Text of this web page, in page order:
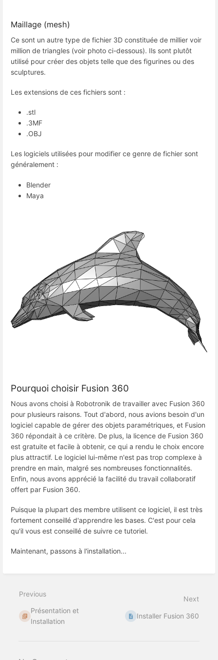
Maillage (mesh)
Ce sont un autre type de fichier 3D constituée de millier voir
million de triangles (voir photo ci-dessous). Ils sont plutôt
utilisé pour créer des objets telle que des figurines ou des
sculptures.
Les extensions de ces fichiers sont :
.stl
.3MF
.OBJ
Les logiciels utilisées pour modifier ce genre de fichier sont
généralement :
Blender
Maya
Pourquoi choisir Fusion 360
Nous avons choisi à Robotronik de travailler avec Fusion 360
pour plusieurs raisons. Tout d'abord, nous avions besoin d'un
logiciel capable de gérer des objets paramétriques, et Fusion
360 répondait à ce critère. De plus, la licence de Fusion 360
est gratuite et facile à obtenir, ce qui a rendu le choix encore
plus attractif. Le logiciel lui-même n'est pas trop complexe à
prendre en main, malgré ses nombreuses fonctionnalités.
Enfin, nous avons apprécié la facilité du travail collaboratif
offert par Fusion 360.
Puisque la plupart des membre utilisent ce logiciel, il est très
fortement conseillé d'apprendre les bases. C'est pour cela
qu'il vous est conseillé de suivre ce tutoriel.
Maintenant, passons à l'installation...
Previous
Présentation et
Installation
Next
Installer Fusion 360